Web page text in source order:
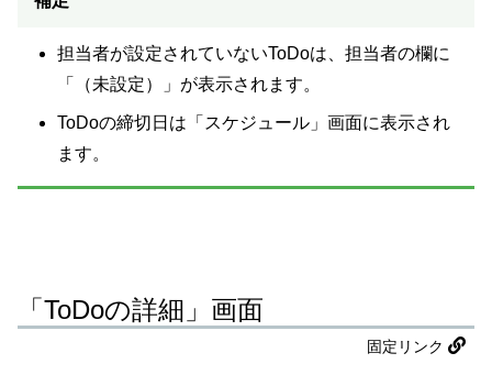
担当者が設定されていないToDoは、担当者の欄に
「（未設定）」が表示されます。
ToDoの締切日は「スケジュール」画面に表示され
ます。
「ToDoの詳細」画面
固定リンク